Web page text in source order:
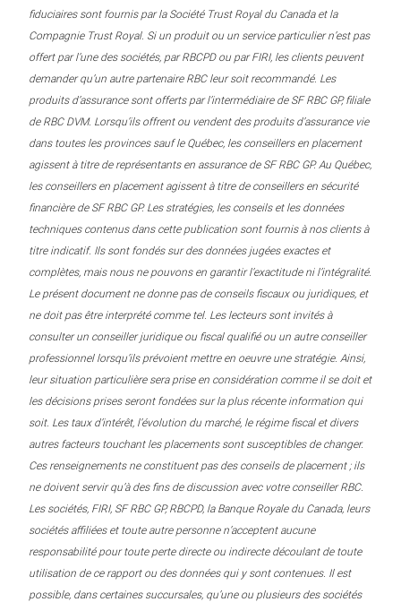
fiduciaires sont fournis par la Société Trust Royal du Canada et la
Compagnie Trust Royal. Si un produit ou un service particulier n’est pas
offert par l’une des sociétés, par RBCPD ou par FIRI, les clients peuvent
demander qu’un autre partenaire RBC leur soit recommandé. Les
produits d’assurance sont offerts par l’intermédiaire de SF RBC GP, filiale
de RBC DVM. Lorsqu’ils offrent ou vendent des produits d’assurance vie
dans toutes les provinces sauf le Québec, les conseillers en placement
agissent à titre de représentants en assurance de SF RBC GP. Au Québec,
les conseillers en placement agissent à titre de conseillers en sécurité
financière de SF RBC GP. Les stratégies, les conseils et les données
techniques contenus dans cette publication sont fournis à nos clients à
titre indicatif. Ils sont fondés sur des données jugées exactes et
complètes, mais nous ne pouvons en garantir l’exactitude ni l’intégralité.
Le présent document ne donne pas de conseils fiscaux ou juridiques, et
ne doit pas être interprété comme tel. Les lecteurs sont invités à
consulter un conseiller juridique ou fiscal qualifié ou un autre conseiller
professionnel lorsqu’ils prévoient mettre en oeuvre une stratégie. Ainsi,
leur situation particulière sera prise en considération comme il se doit et
les décisions prises seront fondées sur la plus récente information qui
soit. Les taux d’intérêt, l’évolution du marché, le régime fiscal et divers
autres facteurs touchant les placements sont susceptibles de changer.
Ces renseignements ne constituent pas des conseils de placement ; ils
ne doivent servir qu’à des fins de discussion avec votre conseiller RBC.
Les sociétés, FIRI, SF RBC GP, RBCPD, la Banque Royale du Canada, leurs
sociétés affiliées et toute autre personne n’acceptent aucune
responsabilité pour toute perte directe ou indirecte découlant de toute
utilisation de ce rapport ou des données qui y sont contenues. Il est
possible, dans certaines succursales, qu’une ou plusieurs des sociétés